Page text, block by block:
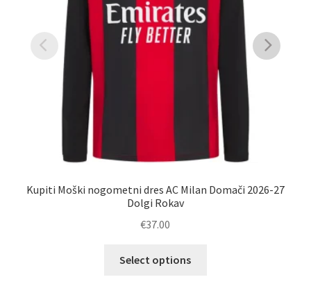
Kupiti Moški nogometni dres AC Milan Domači 2026-27
Dolgi Rokav
€37.00
Select options